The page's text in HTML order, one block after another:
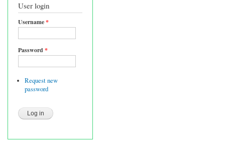
User login
Username*
Password*
Request new
password